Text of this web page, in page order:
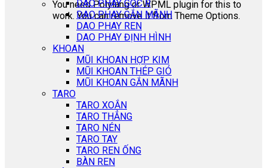
You need Polylang or WPML plugin for this to
work. You can remove it from Theme Options.
DAO PHAY GÓC R
DAO PHAY GẮN MÃNH
DAO PHAY REN
DAO PHAY ĐỊNH HÌNH
KHOAN
MŨI KHOAN HỢP KIM
MŨI KHOAN THÉP GIÓ
MŨI KHOAN GẮN MÃNH
TARO
TARO XOẮN
TARO THẲNG
TARO NÉN
TARO TAY
TARO REN ỐNG
BÀN REN